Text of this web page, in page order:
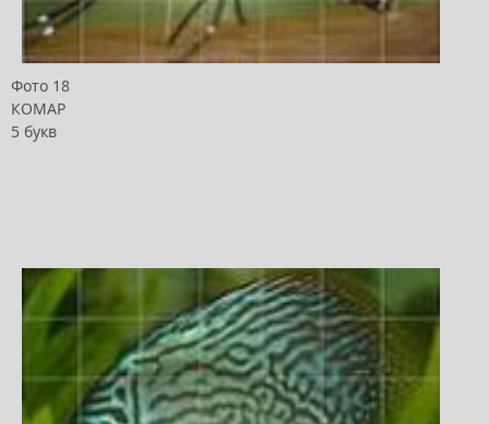
Фото 18
КОМАР
5 букв